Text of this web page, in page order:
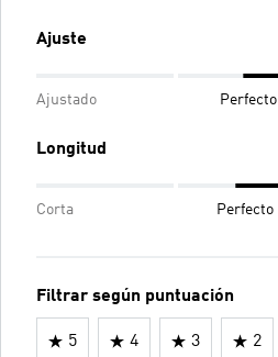
Ajuste
Ajustado Perfecto
Longitud
Corta Perfecto
Filtrar según puntuación
5 4 3 2